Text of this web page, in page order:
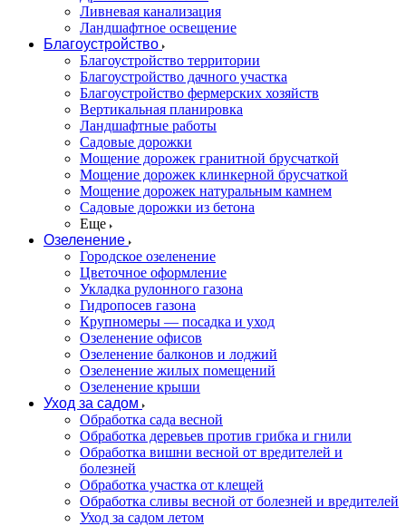
Ливневая канализация
Ландшафтное освещение
Благоустройство
Благоустройство территории
Благоустройство дачного участка
Благоустройство фермерских хозяйств
Вертикальная планировка
Ландшафтные работы
Садовые дорожки
Мощение дорожек гранитной брусчаткой
Мощение дорожек клинкерной брусчаткой
Мощение дорожек натуральным камнем
Садовые дорожки из бетона
Еще
Озеленение
Городское озеленение
Цветочное оформление
Укладка рулонного газона
Гидропосев газона
Крупномеры — посадка и уход
Озеленение офисов
Озеленение балконов и лоджий
Озеленение жилых помещений
Озеленение крыши
Уход за садом
Обработка сада весной
Обработка деревьев против грибка и гнили
Обработка вишни весной от вредителей и
болезней
Обработка участка от клещей
Обработка сливы весной от болезней и вредителей
Уход за садом летом